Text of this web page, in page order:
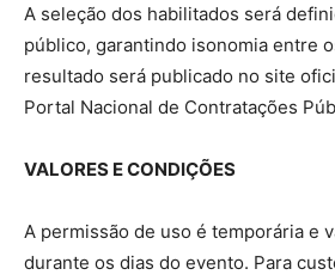
A seleção dos habilitados será
público, garantindo isonomia entre
resultado será publicado no site
Portal Nacional de Contratações
VALORES E CONDIÇÕES
A permissão de uso é temporária e
durante os dias do evento. Para